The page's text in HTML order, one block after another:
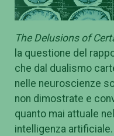
The Delusions of
la questione del
che dal dualismo
nelle neuroscienze
non dimostrate e
quanto mai attuale
intelligenza artificiale.